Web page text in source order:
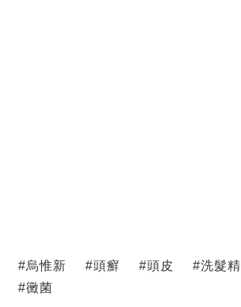
#烏惟新 #頭癬 #頭皮 #洗髮精
#黴菌